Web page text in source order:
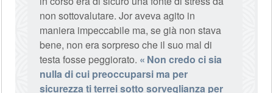
non sottovalutare. Jor aveva agito in
maniera impeccabile ma, se già non stava
bene, non era sorpreso che il suo mal di
testa fosse peggiorato.
Non credo ci sia
nulla di cui preoccuparsi ma per
sicurezza ti terrei sotto sorveglianza per